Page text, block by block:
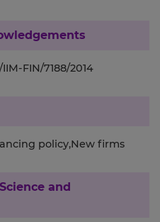
IIM-FIN/7188/2014
policy,New firms
and